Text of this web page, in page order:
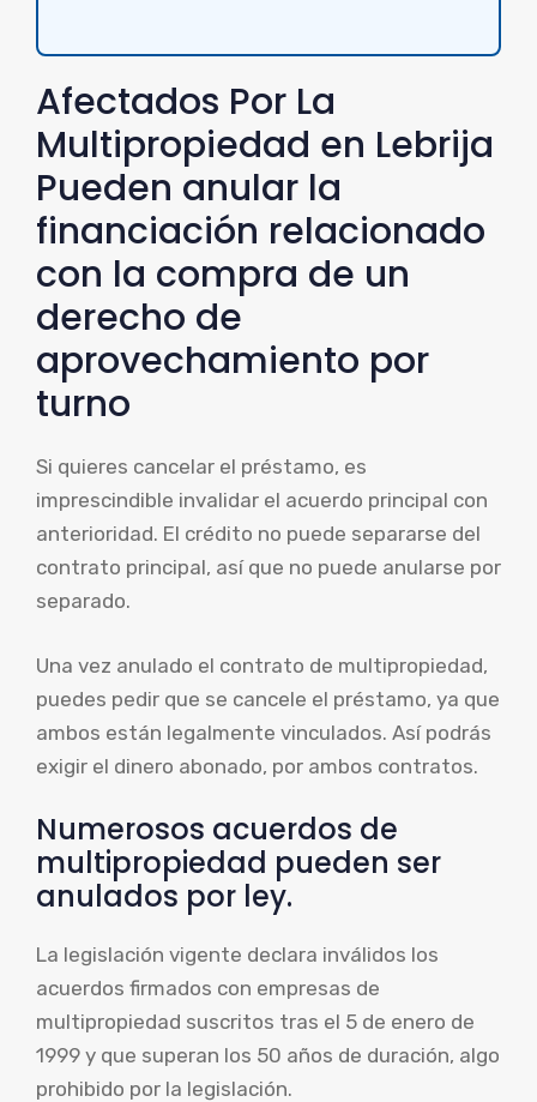
Afectados Por La
Multipropiedad en Lebrija
Pueden anular la
financiación relacionado
con la compra de un
derecho de
aprovechamiento por
turno
Si quieres cancelar el préstamo, es
imprescindible invalidar el acuerdo principal con
anterioridad. El crédito no puede separarse del
contrato principal, así que no puede anularse por
separado.
Una vez anulado el contrato de multipropiedad,
puedes pedir que se cancele el préstamo, ya que
ambos están legalmente vinculados. Así podrás
exigir el dinero abonado, por ambos contratos.
Numerosos acuerdos de
multipropiedad pueden ser
anulados por ley.
La legislación vigente declara inválidos los
acuerdos firmados con empresas de
multipropiedad suscritos tras el 5 de enero de
1999 y que superan los 50 años de duración, algo
prohibido por la legislación.